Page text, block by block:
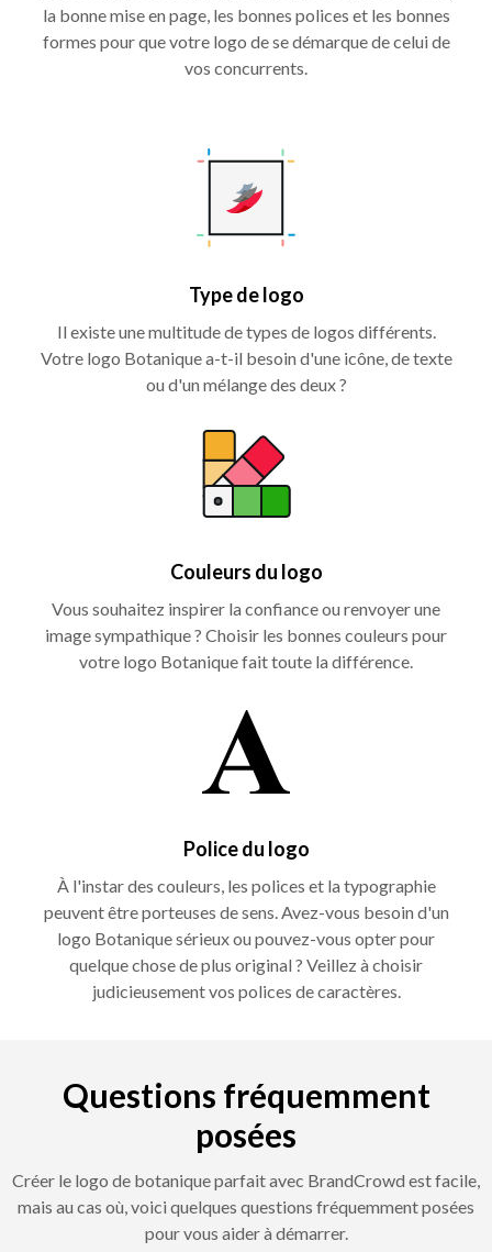
la bonne mise en page, les bonnes polices et les bonnes
formes pour que votre logo de se démarque de celui de
vos concurrents.
Type de logo
Il existe une multitude de types de logos différents.
Votre logo Botanique a-t-il besoin d'une icône, de texte
ou d'un mélange des deux ?
Couleurs du logo
Vous souhaitez inspirer la confiance ou renvoyer une
image sympathique ? Choisir les bonnes couleurs pour
votre logo Botanique fait toute la différence.
Police du logo
À l'instar des couleurs, les polices et la typographie
peuvent être porteuses de sens. Avez-vous besoin d'un
logo Botanique sérieux ou pouvez-vous opter pour
quelque chose de plus original ? Veillez à choisir
judicieusement vos polices de caractères.
Questions fréquemment
posées
Créer le logo de botanique parfait avec BrandCrowd est facile,
mais au cas où, voici quelques questions fréquemment posées
pour vous aider à démarrer.